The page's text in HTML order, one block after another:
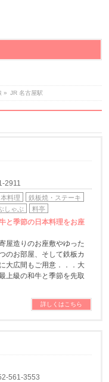
» JR 名古屋駅
2911
本料理
鉄板焼・ステーキ
しゃぶ
料亭
と季節の日本料理をお座
屋造りのお座敷やゆった
のお部屋、そして鉄板カ
大広間もご用意．．．大
上級の和牛と季節を先取
詳しくはこちら
561-3553